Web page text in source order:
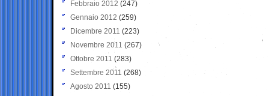
Febbraio 2012 (247)
Gennaio 2012 (259)
Dicembre 2011 (223)
Novembre 2011 (267)
Ottobre 2011 (283)
Settembre 2011 (268)
Agosto 2011 (155)